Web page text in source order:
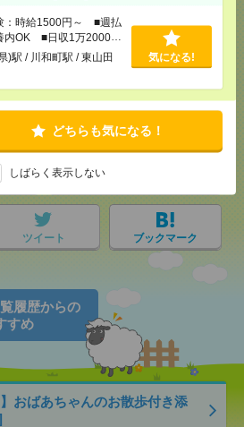
：時給1500円～ ■週払
OK ■日収1万2000円
)駅 / 川和町駅 / 東山田
気になる!
どちらも気になる！
しばらく表示しない
応募ページへ
LINE
ツイート ブックマーク
履歴からの
すめ
おばあちゃんのお散歩付き添